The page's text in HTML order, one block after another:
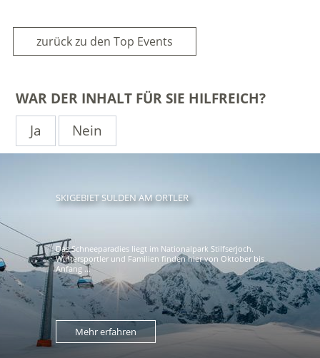
zurück zu den Top Events
WAR DER INHALT FÜR SIE HILFREICH?
Ja
Nein
SKIGEBIET SULDEN AM ORTLER
Das Schneeparadies liegt im Nationalpark Stilfserjoch.
Wintersportler und Familien finden hier von Oktober bis
Anfang ...
Mehr erfahren